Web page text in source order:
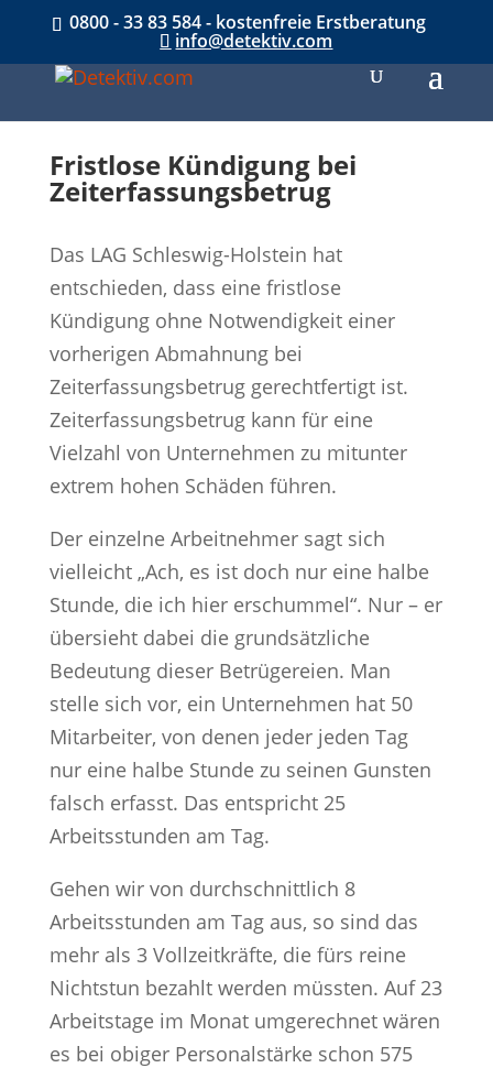
0800 - 33 83 584 - kostenfreie Erstberatung
info@detektiv.com
Fristlose Kündigung bei
Zeiterfassungsbetrug
Das LAG Schleswig-Holstein hat
entschieden, dass eine fristlose
Kündigung ohne Notwendigkeit einer
vorherigen Abmahnung bei
Zeiterfassungsbetrug gerechtfertigt ist.
Zeiterfassungsbetrug kann für eine
Vielzahl von Unternehmen zu mitunter
extrem hohen Schäden führen.
Der einzelne Arbeitnehmer sagt sich
vielleicht „Ach, es ist doch nur eine halbe
Stunde, die ich hier erschummel“. Nur – er
übersieht dabei die grundsätzliche
Bedeutung dieser Betrügereien. Man
stelle sich vor, ein Unternehmen hat 50
Mitarbeiter, von denen jeder jeden Tag
nur eine halbe Stunde zu seinen Gunsten
falsch erfasst. Das entspricht 25
Arbeitsstunden am Tag.
Gehen wir von durchschnittlich 8
Arbeitsstunden am Tag aus, so sind das
mehr als 3 Vollzeitkräfte, die fürs reine
Nichtstun bezahlt werden müssten. Auf 23
Arbeitstage im Monat umgerechnet wären
es bei obiger Personalstärke schon 575